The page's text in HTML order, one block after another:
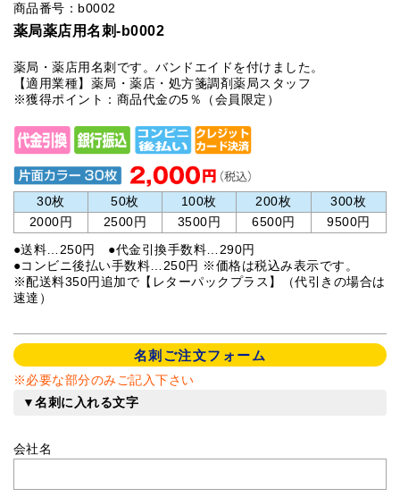
商品番号：b0002
薬局薬店用名刺-b0002
薬局・薬店用名刺です。バンドエイドを付けました。
【適用業種】薬局・薬店・処方箋調剤薬局スタッフ
※獲得ポイント：商品代金の5％（会員限定）
30枚 50枚 100枚 200枚
300枚
2000円
2500円 3500円 6500円
9500円
●送料…250円 ●代金引換手数料…290円
●コンビニ後払い手数料…250円 ※価格は税込み表示です。
※配送料350円追加で【レターパックプラス】（代引きの場合は
速達）
名刺ご注文フォーム
※必要な部分のみご記入下さい
▼名刺に入れる文字
会社名